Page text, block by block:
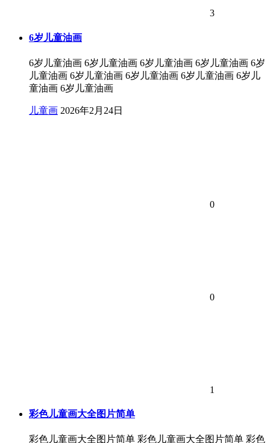
3
6岁儿童油画
6岁儿童油画 6岁儿童油画 6岁儿童油画 6岁儿童油画 6岁
儿童油画 6岁儿童油画 6岁儿童油画 6岁儿童油画 6岁儿
童油画 6岁儿童油画
儿童画 2026年2月24日
0
0
1
彩色儿童画大全图片简单
彩色儿童画大全图片简单 彩色儿童画大全图片简单 彩色